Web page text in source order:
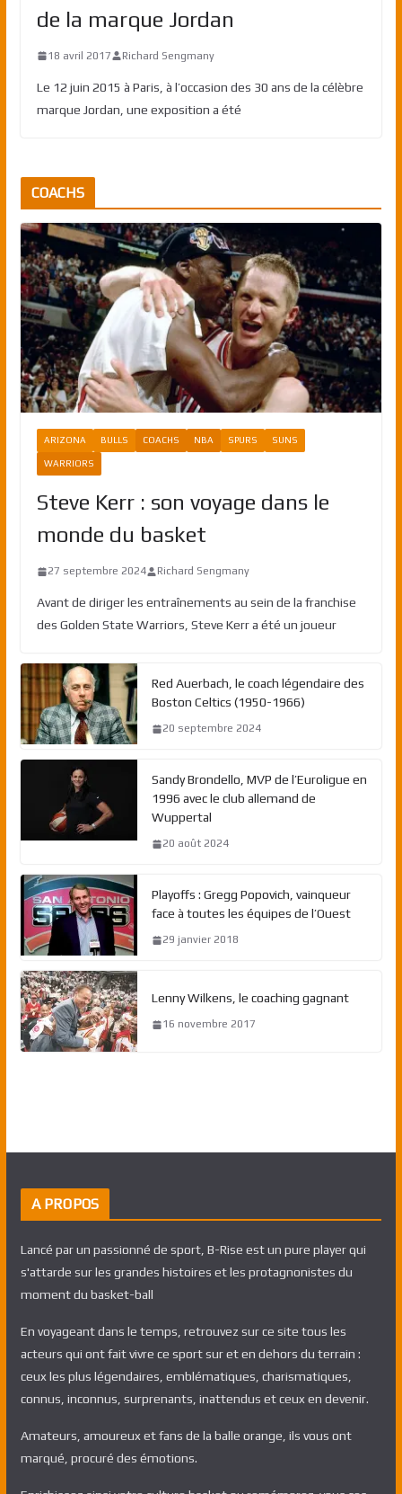
de la marque Jordan
18 avril 2017 Richard Sengmany
Le 12 juin 2015 à Paris, à l’occasion des 30 ans de la célèbre
marque Jordan, une exposition a été
COACHS
ARIZONA BULLS COACHS NBA SPURS SUNS
WARRIORS
Steve Kerr : son voyage dans le
monde du basket
27 septembre 2024 Richard Sengmany
Avant de diriger les entraînements au sein de la franchise
des Golden State Warriors, Steve Kerr a été un joueur
Red Auerbach, le coach légendaire des
Boston Celtics (1950-1966)
20 septembre 2024
Sandy Brondello, MVP de l’Euroligue en
1996 avec le club allemand de
Wuppertal
20 août 2024
Playoffs : Gregg Popovich, vainqueur
face à toutes les équipes de l’Ouest
29 janvier 2018
Lenny Wilkens, le coaching gagnant
16 novembre 2017
A PROPOS
Lancé par un passionné de sport, B-Rise est un pure player qui
s'attarde sur les grandes histoires et les protagnonistes du
moment du basket-ball
En voyageant dans le temps, retrouvez sur ce site tous les
acteurs qui ont fait vivre ce sport sur et en dehors du terrain :
ceux les plus légendaires, emblématiques, charismatiques,
connus, inconnus, surprenants, inattendus et ceux en devenir.
Amateurs, amoureux et fans de la balle orange, ils vous ont
marqué, procuré des émotions.